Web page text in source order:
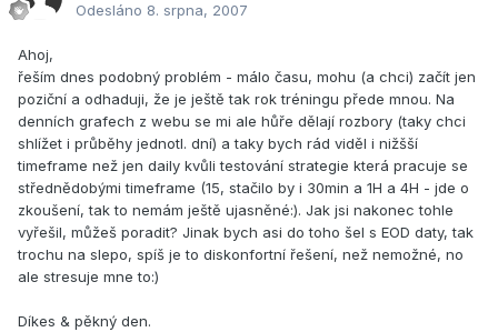
Odesláno 8. srpna, 2007
Ahoj,
řeším dnes podobný problém - málo času, mohu (a chci) začít jen
poziční a odhaduji, že je ještě tak rok tréningu přede mnou. Na
denních grafech z webu se mi ale hůře dělají rozbory (taky chci
shlížet i průběhy jednotl. dní) a taky bych rád viděl i nižšší
timeframe než jen daily kvůli testování strategie která pracuje se
střednědobými timeframe (15, stačilo by i 30min a 1H a 4H - jde o
zkoušení, tak to nemám ještě ujasněné:). Jak jsi nakonec tohle
vyřešil, můžeš poradit? Jinak bych asi do toho šel s EOD daty, tak
trochu na slepo, spíš je to diskonfortní řešení, než nemožné, no
ale stresuje mne to:)
Díkes & pěkný den.